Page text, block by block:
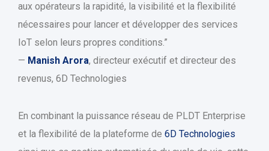
aux opérateurs la rapidité, la visibilité et la flexibilité
nécessaires pour lancer et développer des services
IoT selon leurs propres conditions.”
— Manish Arora, directeur exécutif et directeur des
revenus, 6D Technologies
En combinant la puissance réseau de PLDT Enterprise
et la flexibilité de la plateforme de 6D Technologies